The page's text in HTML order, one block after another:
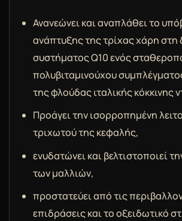
Ανανεώνει και αναπλάθει το
ανάπτυξης της τρίχας χάρη
συστήματος Q10 ενός
πολυβιταμινούχου
της φλούδας ιταλικής κόκκινης
Προάγει την ισορροπημένη
τριχωτού της κεφαλής,
ενυδατώνει και βελτιστοποιεί
των μαλλιών,
προστατεύει από τις
επιδράσεις και το οξειδωτικό